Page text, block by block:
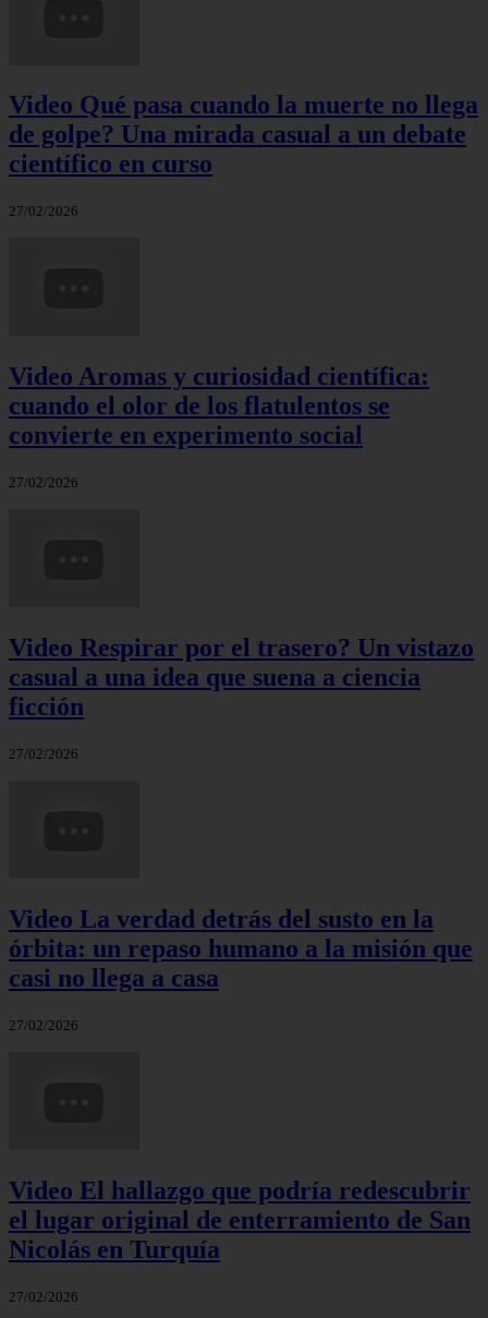
Video Qué pasa cuando la muerte no llega
de golpe? Una mirada casual a un debate
científico en curso
27/02/2026
Video Aromas y curiosidad científica:
cuando el olor de los flatulentos se
convierte en experimento social
27/02/2026
Video Respirar por el trasero? Un vistazo
casual a una idea que suena a ciencia
ficción
27/02/2026
Video La verdad detrás del susto en la
órbita: un repaso humano a la misión que
casi no llega a casa
27/02/2026
Video El hallazgo que podría redescubrir
el lugar original de enterramiento de San
Nicolás en Turquía
27/02/2026